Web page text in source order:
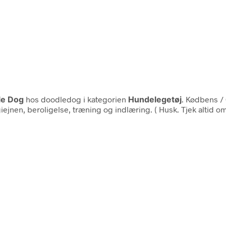
Dog hos doodledog i kategorien Hundelegetøj . Kødbens
beroligelse, træning og indlæring. ( Husk. Tjek altid